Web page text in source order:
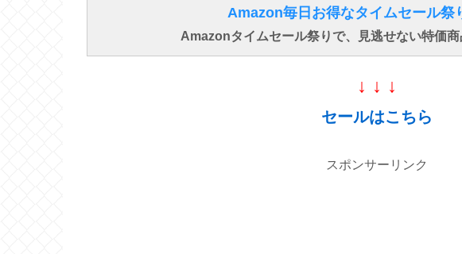
Amazon毎日お得なタイムセール祭
Amazonタイムセール祭りで、見逃せない特価商
↓ ↓ ↓
セールはこちら
スポンサーリンク